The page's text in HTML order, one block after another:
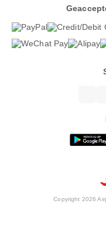
Copyright 2026